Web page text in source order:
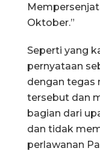
Oktober.”
Seperti yang
pernyataan
dengan tegas
tersebut dan
bagian dari
dan tidak
perlawanan